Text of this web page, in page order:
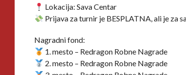
Lokacija: Sava Centar
Prijava za turnir je BESPLATNA, ali je za
Nagradni fond:
1. mesto – Redragon Robne Nagrade
2. mesto – Redragon Robne Nagrade